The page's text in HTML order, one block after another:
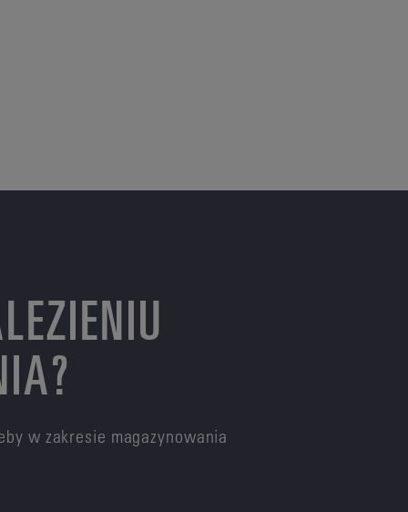
w zakresie magazynowania